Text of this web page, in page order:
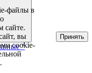
"
файлы в
сайте.
вы
cookie-
.
Принять